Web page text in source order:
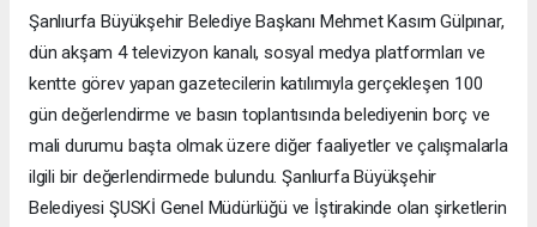
Şanlıurfa Büyükşehir Belediye Başkanı Mehmet Kasım Gülpınar,
dün akşam 4 televizyon kanalı, sosyal medya platformları ve
kentte görev yapan gazetecilerin katılımıyla gerçekleşen 100
gün değerlendirme ve basın toplantısında belediyenin borç ve
mali durumu başta olmak üzere diğer faaliyetler ve çalışmalarla
ilgili bir değerlendirmede bulundu. Şanlıurfa Büyükşehir
Belediyesi ŞUSKİ Genel Müdürlüğü ve İştirakinde olan şirketlerin